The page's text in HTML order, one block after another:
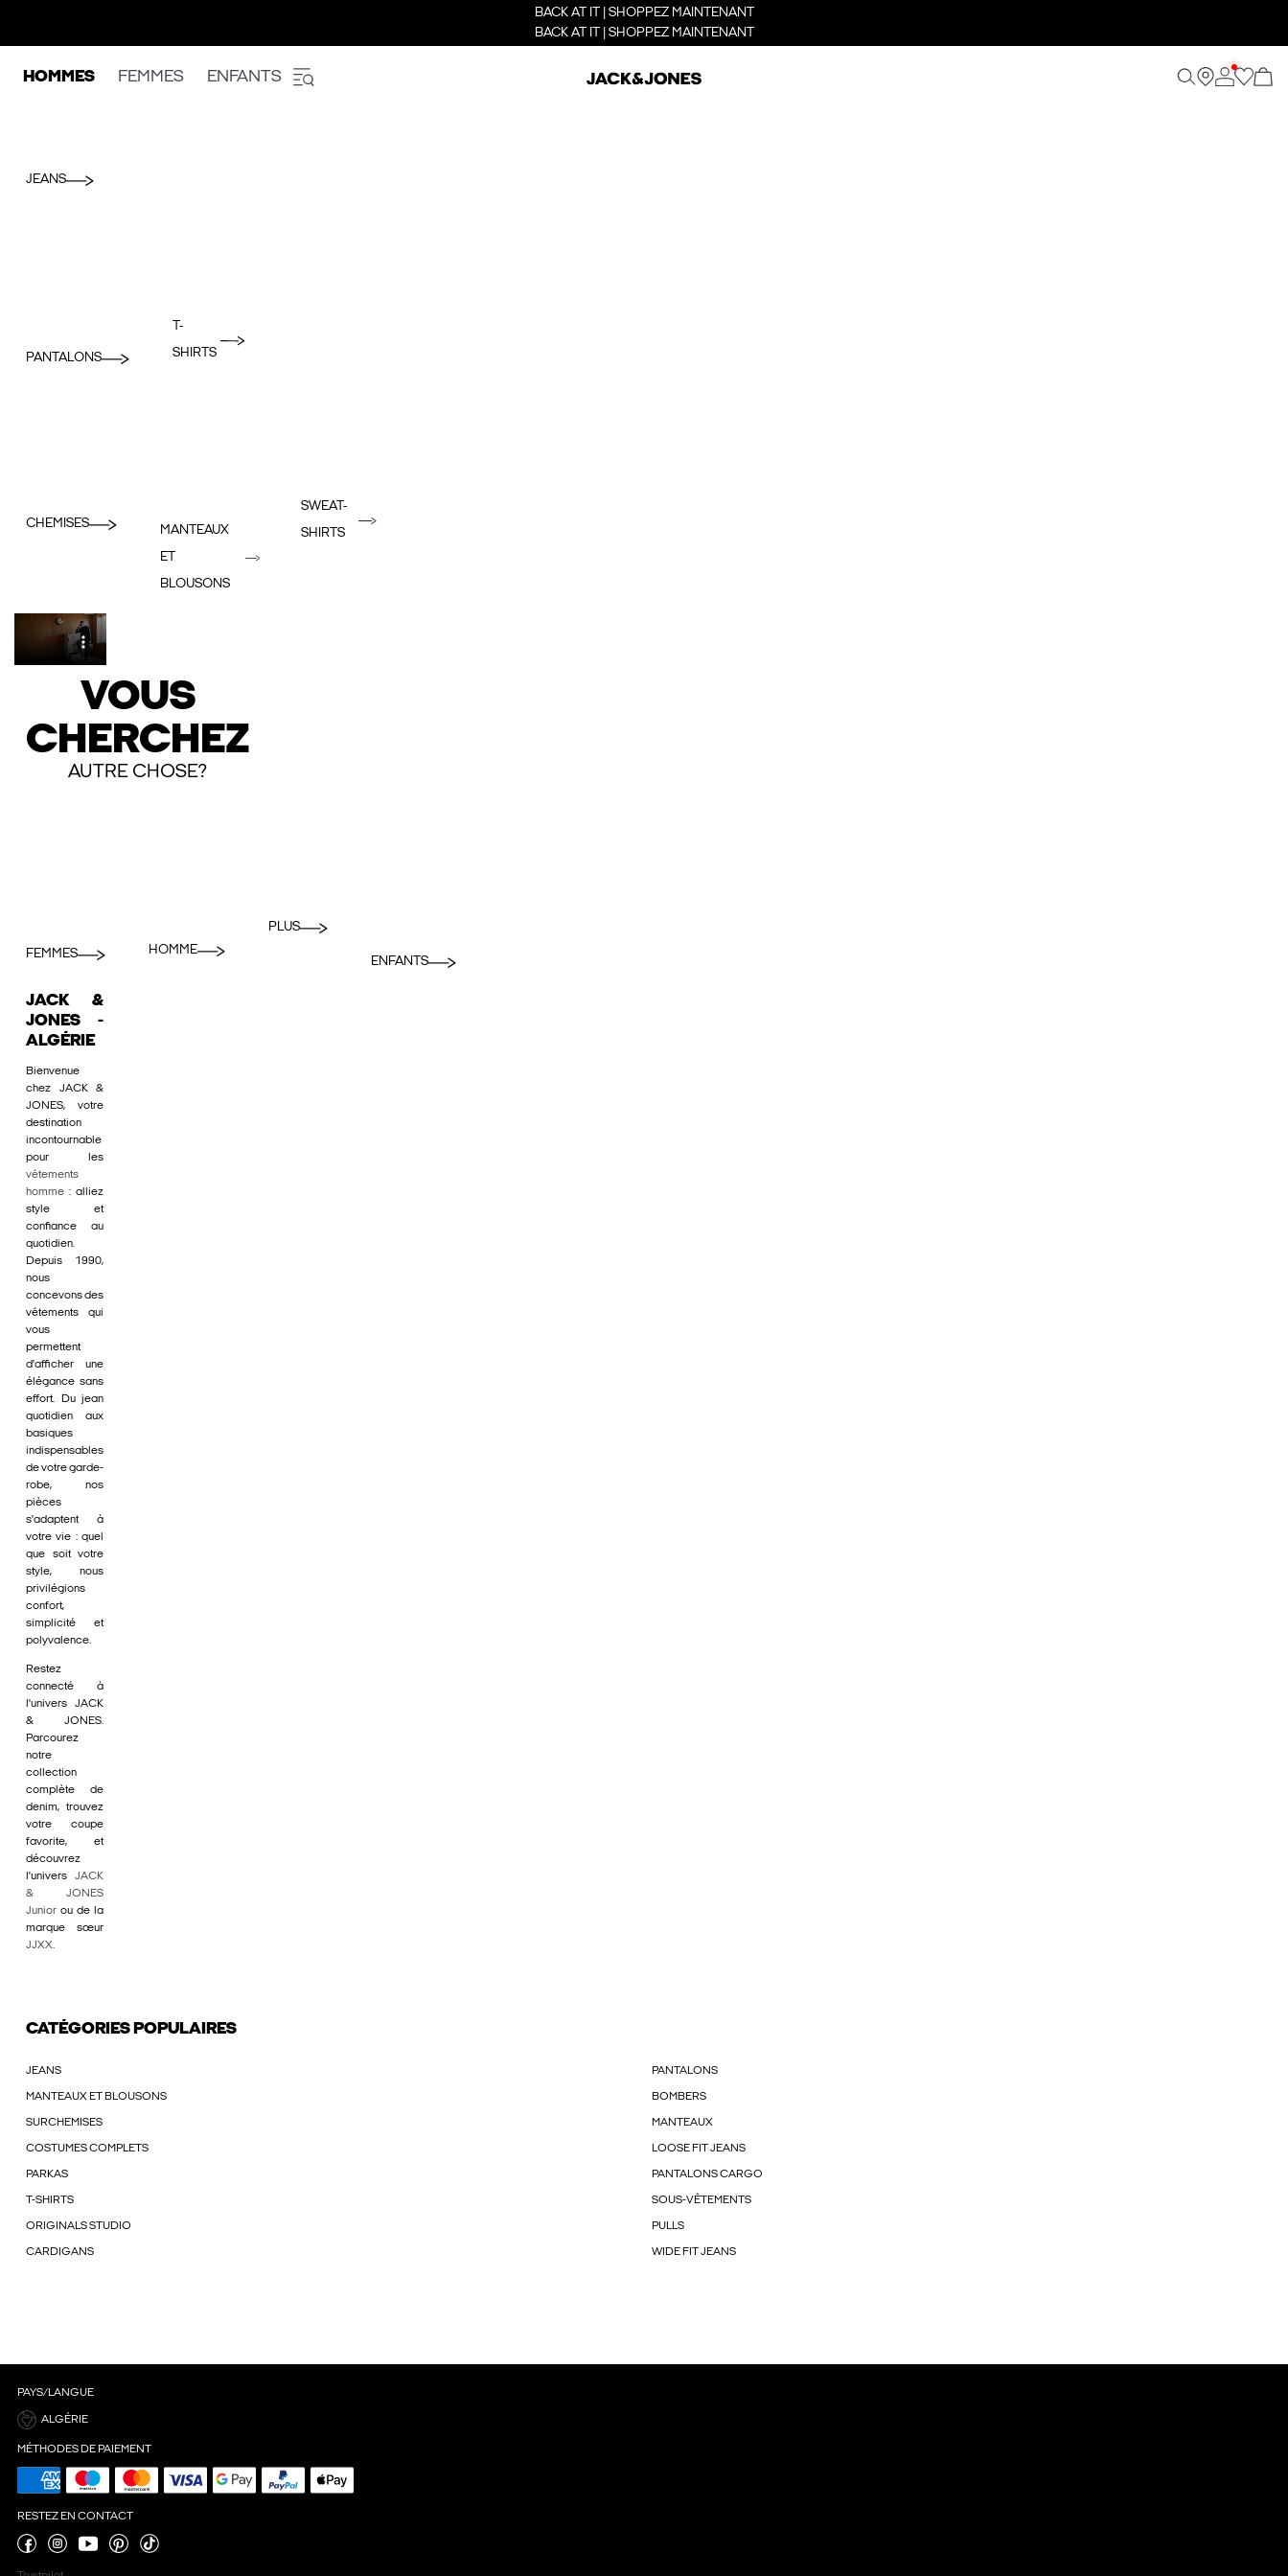
BACK AT IT | SHOPPEZ MAINTENANT
BACK AT IT | SHOPPEZ MAINTENANT
HOMMES FEMMES ENFANTS
JEANS
PANTALONS
T-
SHIRTS
CHEMISES
MANTEAUX
ET
BLOUSONS
SWEAT-
SHIRTS
VOUS
CHERCHEZ
AUTRE CHOSE?
FEMMES HOMME
PLUS
ENFANTS
JACK &
JONES -
ALGÉRIE
Bienvenue
chez JACK &
JONES, votre
destination
incontournable
pour les
vêtements
homme : alliez
style et
confiance au
quotidien.
Depuis 1990,
nous
concevons des
vêtements qui
vous
permettent
d'afficher une
élégance sans
effort. Du jean
quotidien aux
basiques
indispensables
de votre garde-
robe, nos
pièces
s'adaptent à
votre vie : quel
que soit votre
style, nous
privilégions
confort,
simplicité et
polyvalence.
Restez
connecté à
l'univers JACK
& JONES.
Parcourez
notre
collection
complète de
denim, trouvez
votre coupe
favorite, et
découvrez
l'univers JACK
& JONES
Junior ou de la
marque sœur
JJXX.
CATÉGORIES POPULAIRES
JEANS PANTALONS
MANTEAUX ET BLOUSONS BOMBERS
SURCHEMISES MANTEAUX
COSTUMES COMPLETS LOOSE FIT JEANS
PARKAS PANTALONS CARGO
T-SHIRTS SOUS-VÊTEMENTS
ORIGINALS STUDIO PULLS
CARDIGANS WIDE FIT JEANS
PAYS/LANGUE
ALGÉRIE
MÉTHODES DE PAIEMENT
RESTEZ EN CONTACT